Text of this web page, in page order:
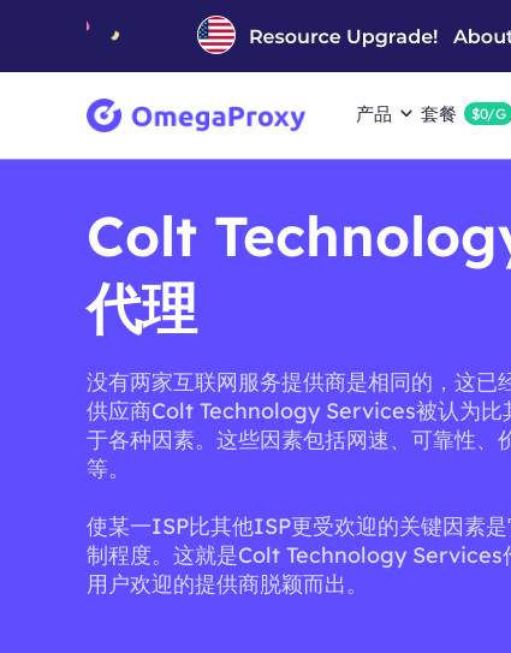
产品 套餐 $0/G
Colt
代理
没有两家互联网服务提供商是相同的，这已
供应商Colt Technology Services被认为比
于各种因素。这些因素包括网速、可靠性、
等。
使某一ISP比其他ISP更受欢迎的关键因素
制程度。这就是Colt Technology Services
用户欢迎的提供商脱颖而出。